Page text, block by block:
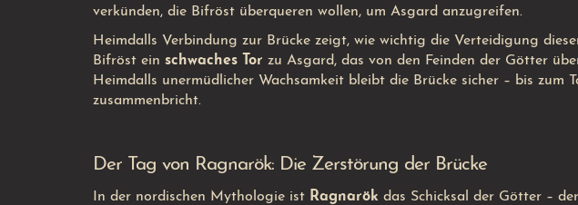
verkünden, die Bifröst überqueren wollen, um Asgard anzugreifen.
Heimdalls Verbindung zur Brücke zeigt, wie wichtig die Verteidigung
Bifröst ein schwaches Tor zu Asgard, das von den Feinden der Götter
Heimdalls unermüdlicher Wachsamkeit bleibt die Brücke sicher – bis zum
zusammenbricht.
Der Tag von Ragnarök: Die Zerstörung der Brücke
In der nordischen Mythologie ist Ragnarök das Schicksal der Götter –